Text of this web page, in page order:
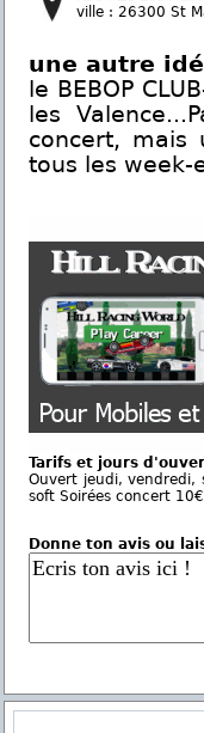
ville : 26300 St
une autre
le BEBOP
les
concert, mais
tous les week-
Tarifs et jours
Ouvert jeudi, vendredi,
soft Soirées concert
Donne ton avis ou